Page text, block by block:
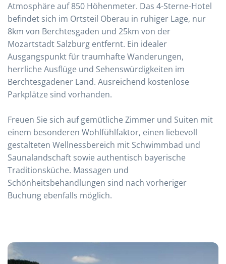
Atmosphäre auf 850 Höhenmeter. Das 4-Sterne-Hotel
befindet sich im Ortsteil Oberau in ruhiger Lage, nur
8km von Berchtesgaden und 25km von der
Mozartstadt Salzburg entfernt. Ein idealer
Ausgangspunkt für traumhafte Wanderungen,
herrliche Ausflüge und Sehenswürdigkeiten im
Berchtesgadener Land. Ausreichend kostenlose
Parkplätze sind vorhanden.
Freuen Sie sich auf gemütliche Zimmer und Suiten mit
einem besonderen Wohlfühlfaktor, einen liebevoll
gestalteten Wellnessbereich mit Schwimmbad und
Saunalandschaft sowie authentisch bayerische
Traditionsküche. Massagen und
Schönheitsbehandlungen sind nach vorheriger
Buchung ebenfalls möglich.